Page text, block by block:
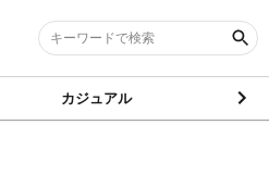
カジュアル